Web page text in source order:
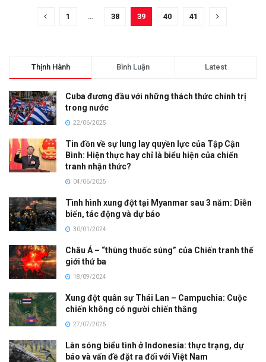
1 38 39 40 41
Thịnh Hành Bình Luận Latest
Cuba đương đầu với những thách thức chính trị
trong nước
22/06/2025
Tin đồn về sự lung lay quyền lực của Tập Cận
Bình: Hiện thực hay chỉ là biểu hiện của chiến
tranh nhận thức?
04/06/2025
Tình hình xung đột tại Myanmar sau 3 năm: Diễn
biến, tác động và dự báo
30/01/2024
Châu Á – “thùng thuốc súng” của Chiến tranh thế
giới thứ ba
18/09/2024
Xung đột quân sự Thái Lan – Campuchia: Cuộc
chiến không có người chiến thắng
27/07/2025
Làn sóng biểu tình ở Indonesia: thực trạng, dự
báo và vấn đề đặt ra đối với Việt Nam